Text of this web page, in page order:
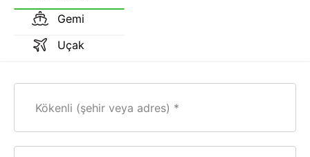
Gemi
Uçak
Kökenli (şehir veya adres)